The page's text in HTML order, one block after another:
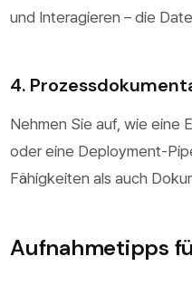
und Interagieren – die
4.
Nehmen Sie auf, wie eine
oder eine Deployment-
Fähigkeiten als auch
Aufnahmetipps